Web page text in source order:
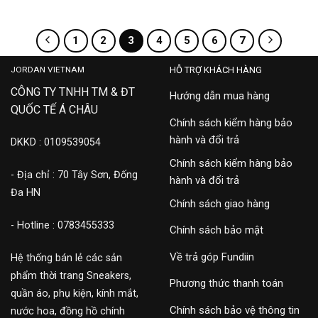
1 2 3 4 5 6 7
JORDAN VIETNAM
CÔNG TY TNHH TM & ĐT
QUỐC TẾ Á CHÂU
DKKD : 0109539054
- Địa chỉ : 70 Tây Sơn, Đống
Đa HN
- Hotline : 0783455333
Hệ thống bán lẻ các sản
phẩm thời trang Sneakers,
quần áo, phụ kiện, kính mắt,
nước hoa, đồng hồ chính
HỖ TRỢ KHÁCH HÀNG
Hướng dẫn mua hàng
Chính sách kiểm hàng bảo
hành và đổi trả
Chính sách kiểm hàng bảo
hành và đổi trả
Chính sách giao hàng
Chính sách bảo mật
Về trả góp Fundiin
Phương thức thanh toán
Chính sách bảo vệ thông tin